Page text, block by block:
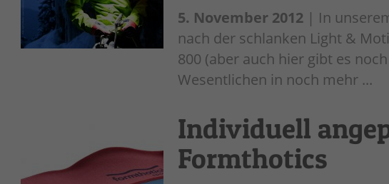
5. November 2012 | In
nach der schlanken Light &
800 (aber auch hier gibt es
Wesentlichen in noch mehr ...
Individuell
Formthotics